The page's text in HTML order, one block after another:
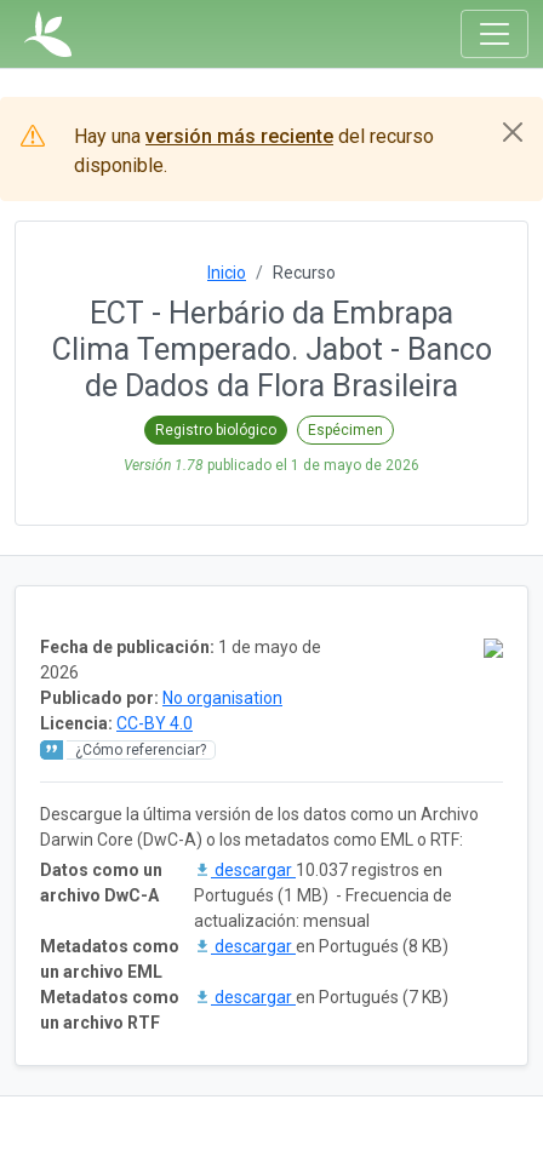
Hay una versión más reciente del recurso
disponible.
Inicio Recurso
ECT - Herbário da Embrapa
Clima Temperado. Jabot - Banco
de Dados da Flora Brasileira
Registro biológico Espécimen
Versión 1.78 publicado el 1 de mayo de 2026
Fecha de publicación: 1 de mayo de
2026
Publicado por: No organisation
Licencia: CC-BY 4.0
¿Cómo referenciar?
Descargue la última versión de los datos como un Archivo
Darwin Core (DwC-A) o los metadatos como EML o RTF:
Datos como un
archivo DwC-A
descargar 10.037 registros en
Portugués (1 MB) - Frecuencia de
actualización: mensual
Metadatos como
un archivo EML
descargaren Portugués (8 KB)
Metadatos como
un archivo RTF
descargaren Portugués (7 KB)